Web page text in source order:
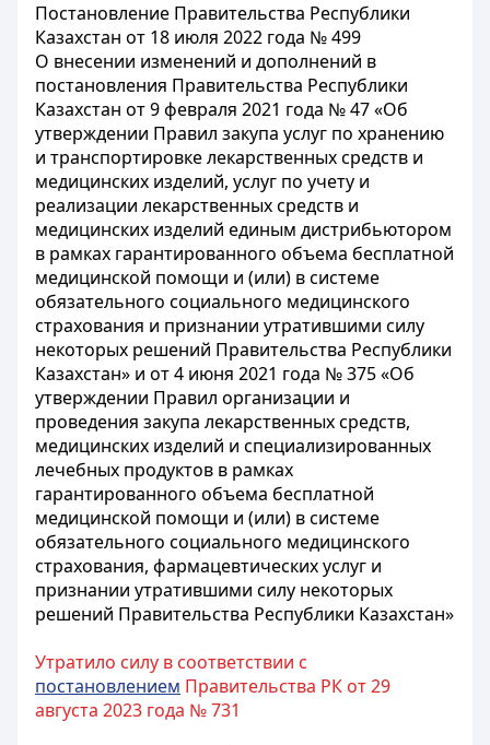
Постановление Правительства Республики
Казахстан от 18 июля 2022 года № 499
О внесении изменений и дополнений в
постановления Правительства Республики
Казахстан от 9 февраля 2021 года № 47 «Об
утверждении Правил закупа услуг по хранению
и транспортировке лекарственных средств и
медицинских изделий, услуг по учету и
реализации лекарственных средств и
медицинских изделий единым дистрибьютором
в рамках гарантированного объема бесплатной
медицинской помощи и (или) в системе
обязательного социального медицинского
страхования и признании утратившими силу
некоторых решений Правительства Республики
Казахстан» и от 4 июня 2021 года № 375 «Об
утверждении Правил организации и
проведения закупа лекарственных средств,
медицинских изделий и специализированных
лечебных продуктов в рамках
гарантированного объема бесплатной
медицинской помощи и (или) в системе
обязательного социального медицинского
страхования, фармацевтических услуг и
признании утратившими силу некоторых
решений Правительства Республики Казахстан»
Утратило силу в соответствии с
постановлением Правительства РК от 29
августа 2023 года № 731